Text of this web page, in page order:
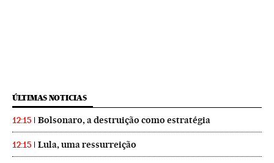
ÚLTIMAS NOTICIAS
12:15 Bolsonaro, a destruição como estratégia
12:15 Lula, uma ressurreição